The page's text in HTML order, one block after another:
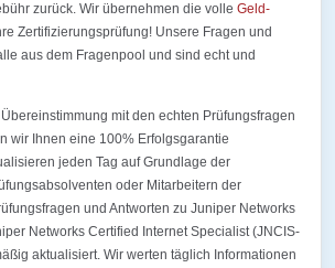
zurück. Wir übernehmen die volle Geld-
Zertifizierungsprüfung! Unsere Fragen und
aus dem Fragenpool und sind echt und
mit den echten Prüfungsfragen
wir Ihnen eine 100% Erfolgsgarantie
jeden Tag auf Grundlage der
oder Mitarbeitern der
und Antworten zu Juniper Networks
Networks Certified Internet Specialist (JNCIS-
aktualisiert. Wir werten täglich Informationen